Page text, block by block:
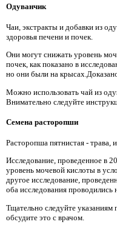
Одуванчик
Чаи, экстракты и добавки из
здоровья печени и почек.
Они могут снижать уровень
почек, как показано в
но они были на
Можно использовать чай из
Внимательно следуйте
Семена расторопши
Расторопша пятнистая - трава,
Исследование, проведенное в
уровень мочевой кислоты в
другое исследование,
оба исследования проводились
Тщательно следуйте
обсудите это с врачом.